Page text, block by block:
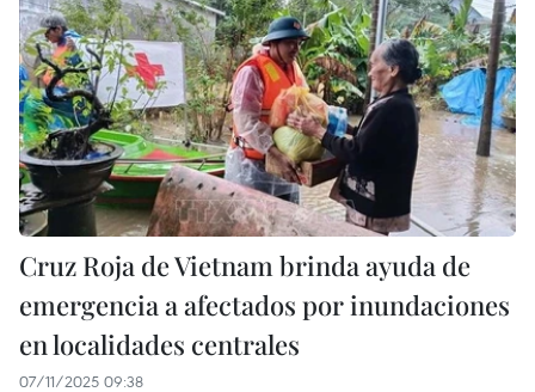
Cruz Roja de Vietnam brinda ayuda de
emergencia a afectados por inundaciones
en localidades centrales
07/11/2025 09:38